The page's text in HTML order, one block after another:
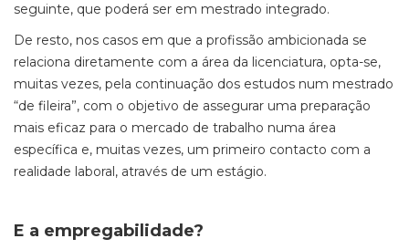
seguinte, que poderá ser em mestrado integrado.
De resto, nos casos em que a profissão ambicionada se
relaciona diretamente com a área da licenciatura, opta-se,
muitas vezes, pela continuação dos estudos num mestrado
“de fileira”, com o objetivo de assegurar uma preparação
mais eficaz para o mercado de trabalho numa área
específica e, muitas vezes, um primeiro contacto com a
realidade laboral, através de um estágio.
E a empregabilidade?